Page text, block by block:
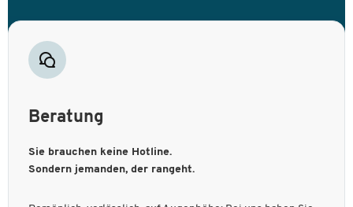
Beratung
Sie brauchen keine Hotline.
Sondern jemanden, der rangeht.